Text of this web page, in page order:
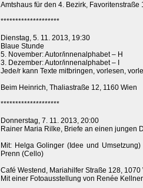
Amtshaus für den 4. Bezirk,
********************
Dienstag, 5. 11. 2013, 19:30
Blaue Stunde
5. November: Autor/innenalphabet – H
3. Dezember: Autor/innenalphabet – I
Jede/r kann Texte mitbringen, vorlesen,
Beim Heinrich, Thaliastraße 12, 1160 Wien
********************
Donnerstag, 7. 11. 2013, 20:00
Rainer Maria Rilke, Briefe an einen jungen
Mit: Helga Golinger (Idee und
Prenn (Cello)
Café Westend, Mariahilfer Straße 128, 1070
Mit einer Fotoausstellung von Renée